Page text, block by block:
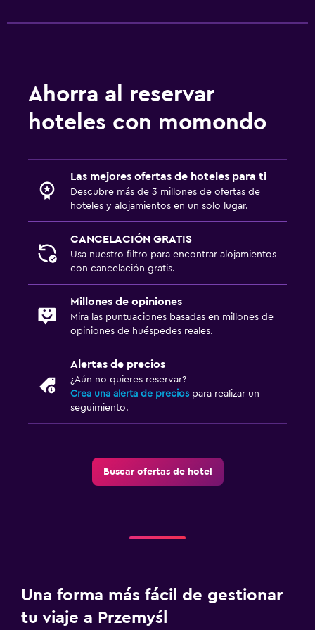
Sala de estar/TV compartida
Zona de trabajo
Mesa de comedor
Mostrador de información turística
Acceso con tarjeta
Ahorra al reservar
hoteles con momondo
Las mejores ofertas de hoteles para ti
Descubre más de 3 millones de ofertas de
hoteles y alojamientos en un solo lugar.
CANCELACIÓN GRATIS
Usa nuestro filtro para encontrar alojamientos
con cancelación gratis.
Millones de opiniones
Mira las puntuaciones basadas en millones de
opiniones de huéspedes reales.
Alertas de precios
¿Aún no quieres reservar?
Crea una alerta de precios para realizar un
seguimiento.
Buscar ofertas de hotel
Una forma más fácil de gestionar
tu viaje a Przemyśl